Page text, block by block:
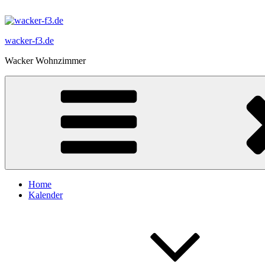
Inhalt
wacker-f3.de
Wacker Wohnzimmer
Home
Kalender